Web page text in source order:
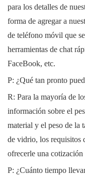
para los detalles de
forma de agregar a
de teléfono móvil que
herramientas de chat
FaceBook, etc.
P: ¿Qué tan pronto
R: Para la mayoría de
información sobre el
material y el peso de la
de vidrio, los requisitos
ofrecerle una
P: ¿Cuánto tiempo